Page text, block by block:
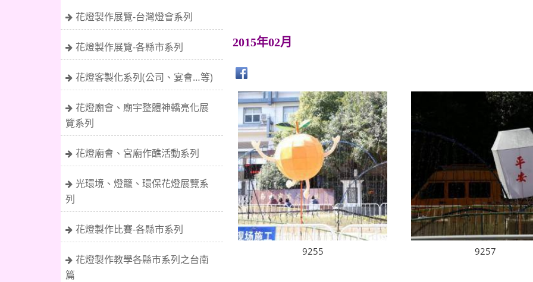
花燈製作展覽-台灣燈會系列
花燈製作展覽-各縣市系列
花燈客製化系列(公司、宴會…等)
花燈廟會、廟宇整體神轎亮化展
覽系列
花燈廟會、宮廟作醮活動系列
光環境、燈籠、環保花燈展覽系
列
花燈製作比賽-各縣市系列
花燈製作教學各縣市系列之台南
篇
2015年02月
9255 9257